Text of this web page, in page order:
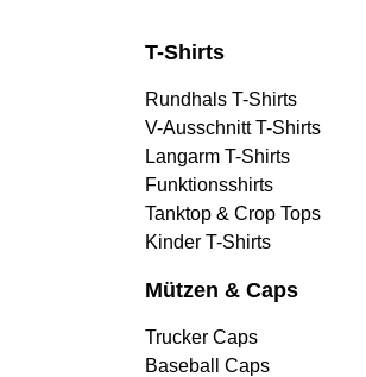
T-Shirts
Rundhals T-Shirts
V-Ausschnitt T-Shirts
Langarm T-Shirts
Funktionsshirts
Tanktop & Crop Tops
Kinder T-Shirts
Mützen & Caps
Trucker Caps
Baseball Caps